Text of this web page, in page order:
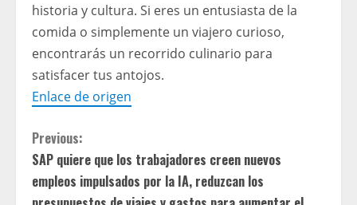
historia y cultura. Si eres un entusiasta de la
comida o simplemente un viajero curioso,
encontrarás un recorrido culinario para
satisfacer tus antojos.
Enlace de origen
C
o
Previous:
SAP quiere que los trabajadores creen nuevos
empleos impulsados ​​por la IA, reduzcan los